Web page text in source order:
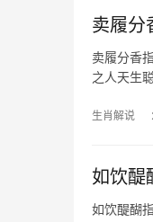
卖履分
卖履分香
之人天生
生肖解说
如饮醍
如饮醍醐